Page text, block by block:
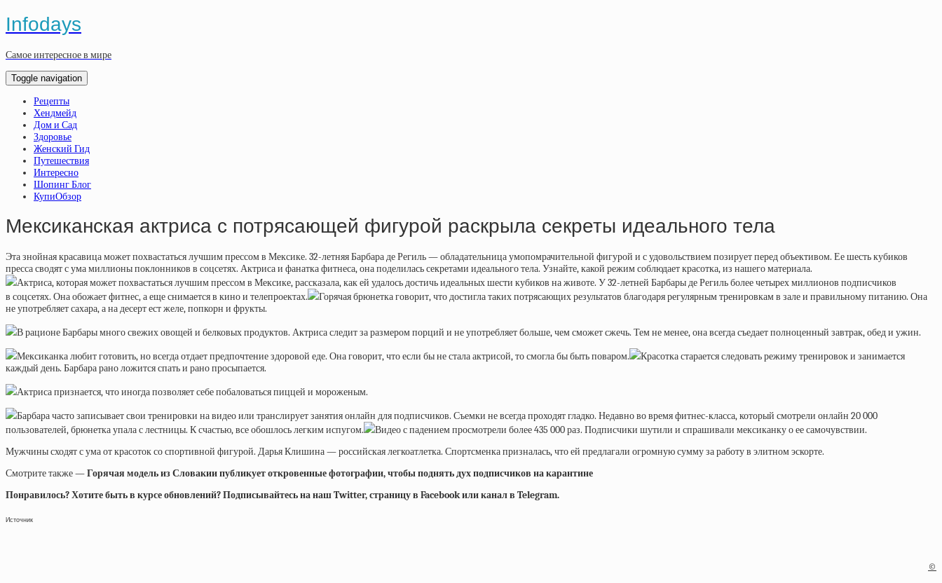
Infodays
Самое интересное в мире
Toggle navigation
Рецепты
Хендмейд
Дом и Сад
Здоровье
Женский Гид
Путешествия
Интересно
Шопинг Блог
КупиОбзор
Мексиканская актриса с потрясающей фигурой раскрыла секреты идеального тела
Эта знойная красавица может похвастаться лучшим прессом в Мексике. 32-летняя Барбара де Региль — обладательница умопомрачительной фигурой и с удовольствием позирует перед объективом. Ее шесть кубиков
пресса сводят с ума миллионы поклонников в соцсетях. Актриса и фанатка фитнеса, она поделилась секретами идеального тела. Узнайте, какой режим соблюдает красотка, из нашего материала.
Актриса, которая может похвастаться лучшим прессом в Мексике, рассказала, как ей удалось достичь идеальных шести кубиков на животе. У 32-летней Барбары де Региль более четырех миллионов подписчиков
в соцсетях. Она обожает фитнес, а еще снимается в кино и телепроектах.
Горячая брюнетка говорит, что достигла таких потрясающих результатов благодаря регулярным тренировкам в зале и правильному питанию. Она
не употребляет сахара, а на десерт ест желе, попкорн и фрукты.
В рационе Барбары много свежих овощей и белковых продуктов. Актриса следит за размером порций и не употребляет больше, чем сможет сжечь. Тем не менее, она всегда съедает полноценный завтрак, обед и ужин.
Мексиканка любит готовить, но всегда отдает предпочтение здоровой еде. Она говорит, что если бы не стала актрисой, то смогла бы быть поваром.
Красотка старается следовать режиму тренировок и занимается
каждый день. Барбара рано ложится спать и рано просыпается.
Актриса признается, что иногда позволяет себе побаловаться пиццей и мороженым.
Барбара часто записывает свои тренировки на видео или транслирует занятия онлайн для подписчиков. Съемки не всегда проходят гладко. Недавно во время фитнес-класса, который смотрели онлайн 20 000
пользователей, брюнетка упала с лестницы. К счастью, все обошлось легким испугом.
Видео с падением просмотрели более 435 000 раз. Подписчики шутили и спрашивали мексиканку о ее самочувствии.
Мужчины сходят с ума от красоток со спортивной фигурой. Дарья Клишина — российская легкоатлетка. Спортсменка призналась, что ей предлагали огромную сумму за работу в элитном эскорте.
Смотрите также —Горячая модель из Словакии публикует откровенные фотографии, чтобы поднять дух подписчиков на карантине
Понравилось? Хотите быть в курсе обновлений? Подписывайтесь на наш Twitter, страницу в Facebook или канал в Telegram.
Источник
©